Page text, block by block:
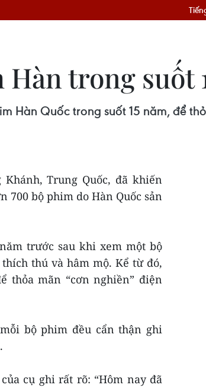
trong suốt
Hàn Quốc trong suốt 15 năm, để
Trung Quốc, đã khiến
bộ phim do Hàn Quốc sản
trước sau khi xem một bộ
thú và hâm mộ. Kể từ đó,
thỏa mãn “cơn nghiền” điện
bộ phim đều cẩn thận ghi
cụ ghi rất rõ: “Hôm nay đã